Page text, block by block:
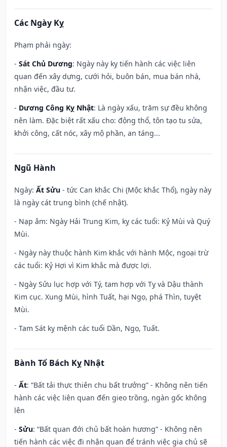
Các Ngày Kỵ
Phạm phải ngày:
- Sát Chủ Dương: Ngày này kỵ tiến hành các việc liên
quan đến xây dựng, cưới hỏi, buôn bán, mua bán nhà,
nhận việc, đầu tư.
- Dương Công Kỵ Nhật: Là ngày xấu, trăm sự đều không
nên làm. Đặc biệt rất xấu cho: động thổ, tôn tạo tu sửa,
khởi công, cất nóc, xây mộ phần, an táng...
Ngũ Hành
Ngày: Ất Sửu - tức Can khắc Chi (Mộc khắc Thổ), ngày này
là ngày cát trung bình (chế nhật).
- Nạp âm: Ngày Hải Trung Kim, kỵ các tuổi: Kỷ Mùi và Quý
Mùi.
- Ngày này thuộc hành Kim khắc với hành Mộc, ngoại trừ
các tuổi: Kỷ Hợi vì Kim khắc mà được lợi.
- Ngày Sửu lục hợp với Tý, tam hợp với Tỵ và Dậu thành
Kim cục. Xung Mùi, hình Tuất, hại Ngọ, phá Thìn, tuyệt
Mùi.
- Tam Sát kỵ mệnh các tuổi Dần, Ngọ, Tuất.
Bành Tổ Bách Kỵ Nhật
- Ất: “Bất tải thực thiên chu bất trưởng” - Không nên tiến
hành các việc liên quan đến gieo trồng, ngàn gốc không
lên
- Sửu: “Bất quan đới chủ bất hoàn hương” - Không nên
tiến hành các việc đi nhận quan để tránh việc gia chủ sẽ